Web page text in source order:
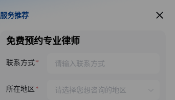
服务推荐
服务推荐
免费预约专业律师
联系方式
所在地区